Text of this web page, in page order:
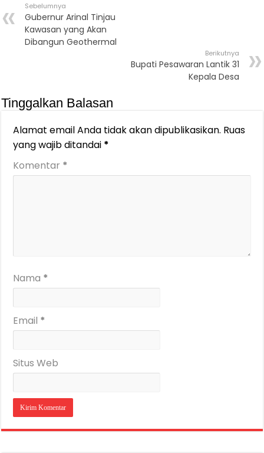
Sebelumnya
Gubernur Arinal Tinjau
Kawasan yang Akan
Dibangun Geothermal
Berikutnya
Bupati Pesawaran Lantik 31
Kepala Desa
Tinggalkan Balasan
Alamat email Anda tidak akan dipublikasikan. Ruas
yang wajib ditandai *
Komentar *
Nama *
Email *
Situs Web